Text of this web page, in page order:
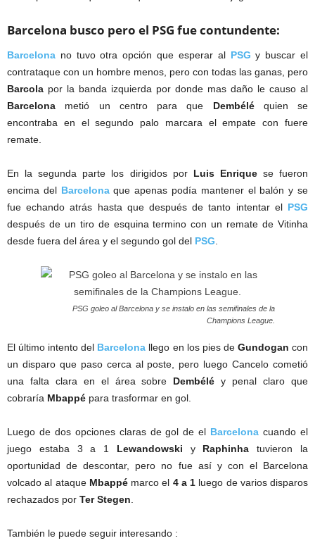
Barcelona busco pero el PSG fue contundente:
Barcelona no tuvo otra opción que esperar al PSG y buscar el
contrataque con un hombre menos, pero con todas las ganas, pero
Barcola por la banda izquierda por donde mas daño le causo al
Barcelona metió un centro para que Dembéléquien se
encontraba en el segundo palo marcara el empate con fuere
remate.
En la segunda parte los dirigidos por Luis Enriquese fueron
encima del Barcelonaque apenas podía mantener el balón y se
fue echando atrás hasta que después de tanto intentar el PSG
después de un tiro de esquina termino con un remate de Vitinha
desde fuera del área y el segundo gol del PSG
PSG goleo al Barcelona y se instalo en las semifinales de la
Champions League.
El último intento del Barcelona llego en los pies de Gundogan con
un disparo que paso cerca al poste, pero luego Cancelo cometió
una falta clara en el área sobre Dembélé y penal claro que
cobraría Mbappé para trasformar en gol.
Luego de dos opciones claras de gol de el Barcelona cuando el
juego estaba 3 a 1 Lewandowski y Raphinha tuvieron la
oportunidad de descontar, pero no fue así y con el Barcelona
volcado al ataque Mbappémarco el 4 a 1 luego de varios disparos
rechazados por Ter Stegen
También le puede seguir interesando :